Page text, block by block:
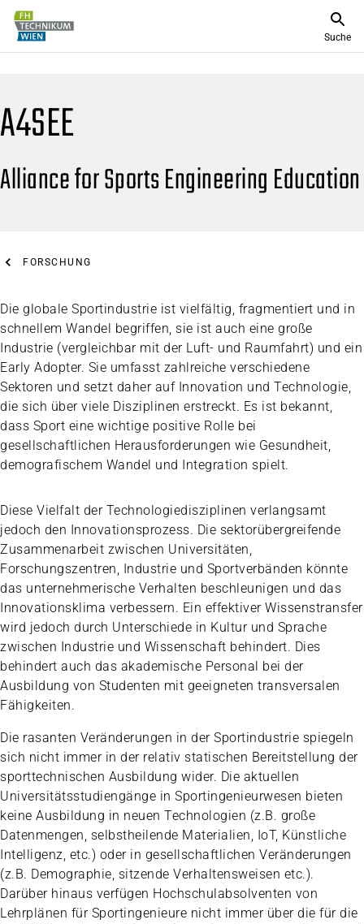
Suche
A4SEE
Alliance for Sports Engineering Education
FORSCHUNG
Die globale Sportindustrie ist vielfältig, fragmentiert und in
schnellem Wandel begriffen, sie ist auch eine große
Industrie (vergleichbar mit der Luft- und Raumfahrt) und ein
Early Adopter. Sie umfasst zahlreiche verschiedene
Sektoren und setzt daher auf Innovation und Technologie,
die sich über viele Disziplinen erstreckt. Es ist bekannt,
dass Sport eine wichtige positive Rolle bei
gesellschaftlichen Herausforderungen wie Gesundheit,
demografischem Wandel und Integration spielt.
Diese Vielfalt der Technologiedisziplinen verlangsamt
jedoch den Innovationsprozess. Die sektorübergreifende
Zusammenarbeit zwischen Universitäten,
Forschungszentren, Industrie und Sportverbänden könnte
das unternehmerische Verhalten beschleunigen und das
Innovationsklima verbessern. Ein effektiver Wissenstransfer
wird jedoch durch Unterschiede in Kultur und Sprache
zwischen Industrie und Wissenschaft behindert. Dies
behindert auch das akademische Personal bei der
Ausbildung von Studenten mit geeigneten transversalen
Fähigkeiten.
Die rasanten Veränderungen in der Sportindustrie spiegeln
sich nicht immer in der relativ statischen Bereitstellung der
sporttechnischen Ausbildung wider. Die aktuellen
Universitätsstudiengänge in Sportingenieurwesen bieten
keine Ausbildung in neuen Technologien (z.B. große
Datenmengen, selbstheilende Materialien, IoT, Künstliche
Intelligenz, etc.) oder in gesellschaftlichen Veränderungen
(z.B. Demographie, sitzende Verhaltensweisen etc.).
Darüber hinaus verfügen Hochschulabsolventen von
Lehrplänen für Sportingenieure nicht immer über die für die